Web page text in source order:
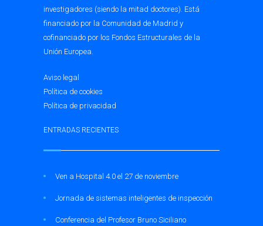
investigadores (siendo la mitad doctores). Está
financiado por la Comunidad de Madrid y
cofinanciado por los Fondos Estructurales de la
Unión Europea.
Aviso legal
Política de cookies
Política de privacidad
ENTRADAS RECIENTES
Ven a Hospital 4.0 el 27 de noviembre
Jornada de sistemas inteligentes de inspección
Conferencia del Profesor Bruno Siciliano